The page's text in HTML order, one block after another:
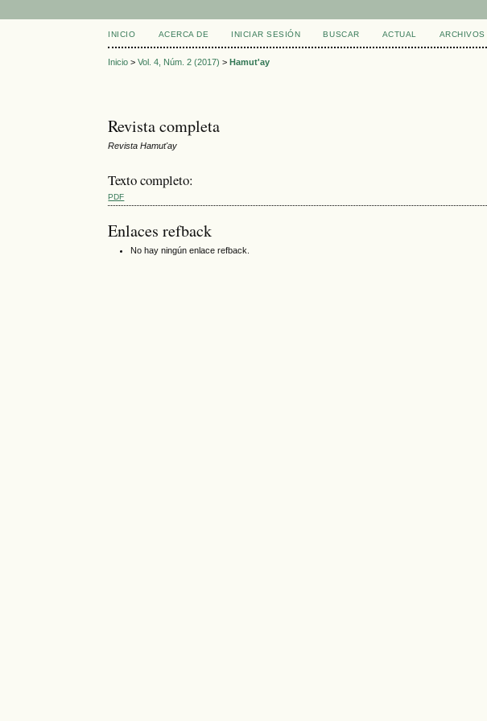
INICIO ACERCA DE INICIAR SESIÓN BUSCAR ACTUAL ARCHIVOS
Inicio >Vol. 4, Núm. 2 (2017) >Hamut'ay
Revista completa
Revista Hamut'ay
Texto completo:
PDF
Enlaces refback
No hay ningún enlace refback.